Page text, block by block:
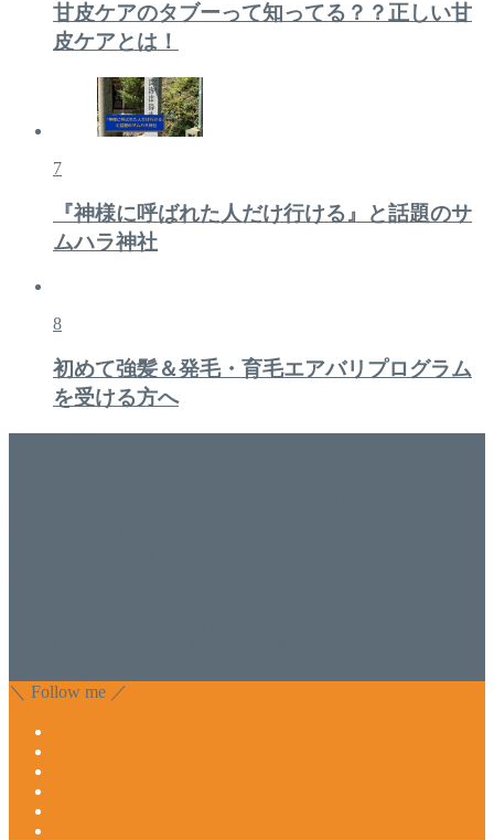
甘皮ケアのタブーって知ってる？？正しい甘
皮ケアとは！
7
『神様に呼ばれた人だけ行ける』と話題のサ
ムハラ神社
8
初めて強髪＆発毛・育毛エアバリプログラム
を受ける方へ
＼ Follow me ／